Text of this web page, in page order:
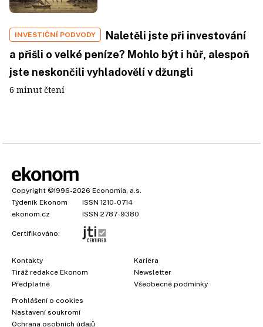
INVESTIČNÍ PODVODY
Naletěli jste při investování
a přišli o velké peníze? Mohlo být i hůř, alespoň
jste neskončili vyhladovělí v džungli
6 minut čtení
Copyright ©1996-2026 Economia, a.s.
Týdeník Ekonom
ISSN 1210-0714
ekonom.cz
ISSN 2787-9380
Certifikováno:
Kontakty
Tiráž redakce Ekonom
Předplatné
Kariéra
Newsletter
Všeobecné podmínky
Prohlášení o cookies
Nastavení soukromí
Ochrana osobních údajů